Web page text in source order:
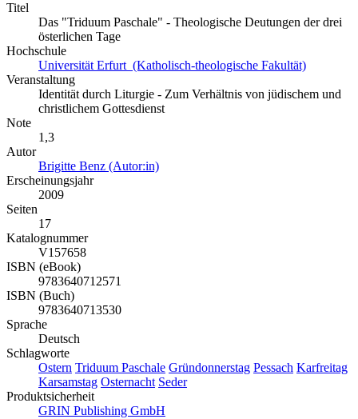
Titel
Das "Triduum Paschale" - Theologische Deutungen der drei
österlichen Tage
Hochschule
Universität Erfurt (Katholisch-theologische Fakultät)
Veranstaltung
Identität durch Liturgie - Zum Verhältnis von jüdischem und
christlichem Gottesdienst
Note
1,3
Autor
Brigitte Benz (Autor:in)
Erscheinungsjahr
2009
Seiten
17
Katalognummer
V157658
ISBN (eBook)
9783640712571
ISBN (Buch)
9783640713530
Sprache
Deutsch
Schlagworte
Ostern Triduum Paschale Gründonnerstag Pessach Karfreitag
Karsamstag Osternacht Seder
Produktsicherheit
GRIN Publishing GmbH